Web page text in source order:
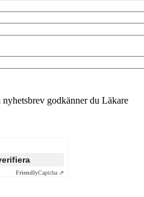
nyhetsbrev godkänner du Läkare
FriendlyCaptcha ⇗